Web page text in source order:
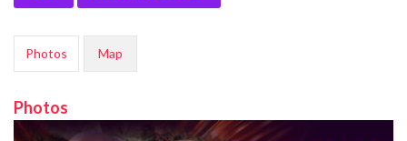
Photos Map
Photos